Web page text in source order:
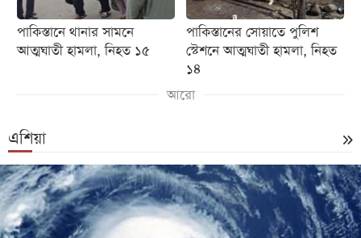
পাকিস্তানে থানার সামনে
আত্মঘাতী হামলা, নিহত ১৫
পাকিস্তানের সোয়াতে পুলিশ
স্টেশনে আত্মঘাতী হামলা, নিহত
১৪
আরো
এশিয়া